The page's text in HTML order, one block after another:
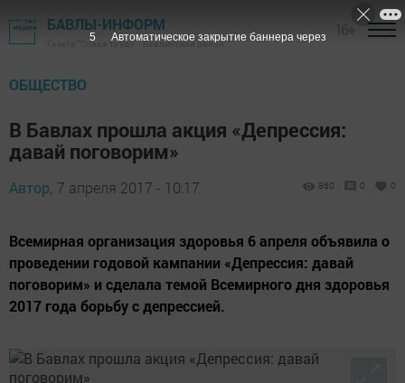
БАВЛЫ-ИНФОРМ
Газета "Слава труду" - Бавлинский район
ОБЩЕСТВО
В Бавлах прошла акция «Депрессия:
давай поговорим»
Автор, 7 апреля 2017 - 10:17 860 0 0
Всемирная организация здоровья 6 апреля объявила о
проведении годовой кампании «Депрессия: давай
поговорим» и сделала темой Всемирного дня здоровья
2017 года борьбу с депрессией.
4 Автоматическое закрытие баннера через